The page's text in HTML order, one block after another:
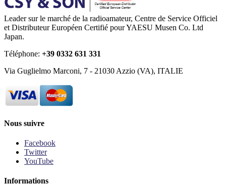
Leader sur le marché de la radioamateur, Centre de Service Officiel
et Distributeur Européen Certifié pour YAESU Musen Co. Ltd
Japan.
Téléphone: +39 0332 631 331
Via Guglielmo Marconi, 7 - 21030 Azzio (VA), ITALIE
Nous suivre
Facebook
Twitter
YouTube
Informations